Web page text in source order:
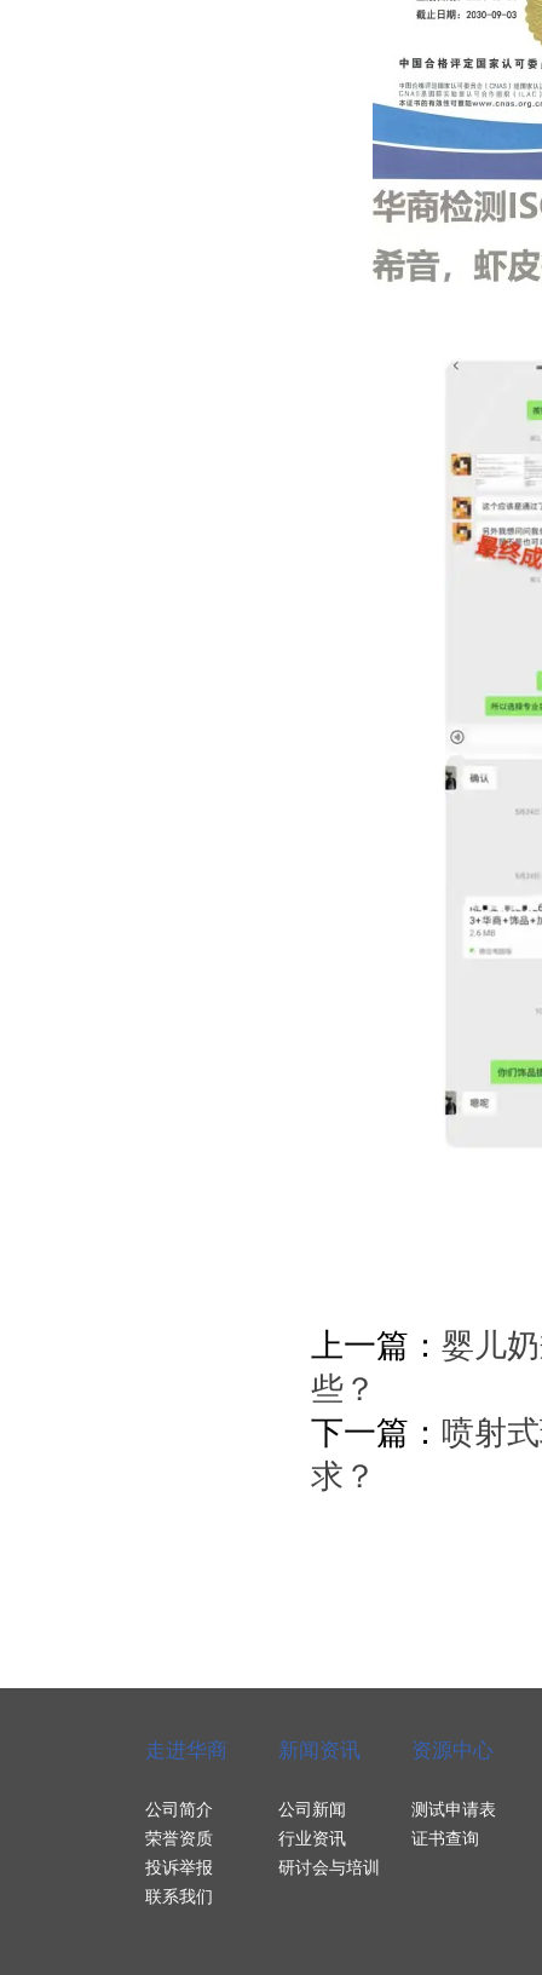
上一篇： 婴儿
些？
下一篇： 喷射
求？
走进华商
公司简介
荣誉资质
投诉举报
联系我们
新闻资讯
公司新闻
行业资讯
研讨会与培训
资源中心
测试申请表
证书查询